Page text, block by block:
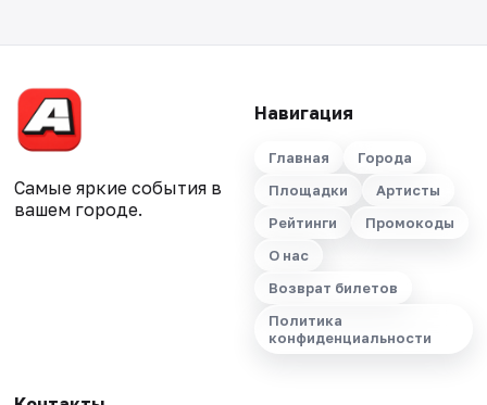
Самые яркие события в
вашем городе.
Навигация
Главная
Города
Площадки
Артисты
Рейтинги
Промокоды
О нас
Возврат билетов
Политика
конфиденциальности